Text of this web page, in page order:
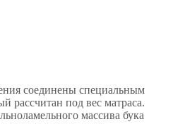
соединены специальным
рассчитан под вес матраса.
массива бука